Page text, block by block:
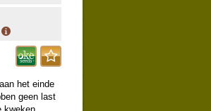
het einde
geen last